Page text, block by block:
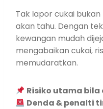
Tak lapor cukai
akan tahu. Dengan
kewangan mudah
mengabaikan cukai,
memudaratkan.
Risiko utama
Denda & penalti